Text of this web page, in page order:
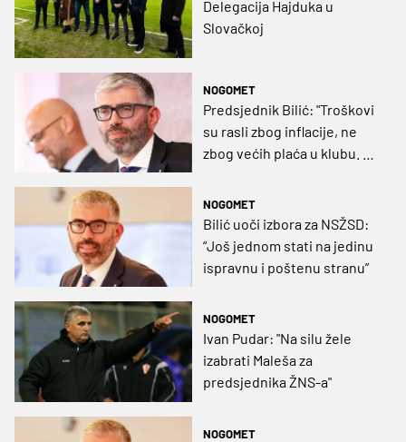
Delegacija Hajduka u
Slovačkoj
NOGOMET
Predsjednik Bilić: "Troškovi
su rasli zbog inflacije, ne
zbog većih plaća u klubu. Na
milijuna eura"
NOGOMET
Bilić uoči izbora za NSŽSD:
“Još jednom stati na jedinu
ispravnu i poštenu stranu”
NOGOMET
Ivan Pudar: "Na silu žele
izabrati Maleša za
predsjednika ŽNS-a"
NOGOMET